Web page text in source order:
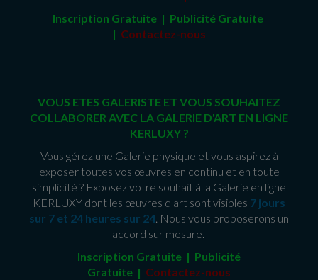
Inscription Gratuite | Publicité Gratuite
| Contactez-nous
VOUS ETES GALERISTE ET VOUS SOUHAITEZ
COLLABORER AVEC LA GALERIE D'ART EN LIGNE
KERLUXY ?
Vous gérez une Galerie physique et vous aspirez à
exposer toutes vos œuvres en continu et en toute
simplicité ? Exposez votre souhait à la Galerie en ligne
KERLUXY dont les œuvres d'art sont visibles 7 jours
sur 7 et 24 heures sur 24 . Nous vous proposerons un
accord sur mesure.
Inscription Gratuite | Publicité
Gratuite | Contactez-nous